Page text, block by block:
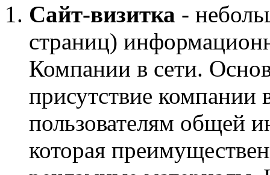
Сайт-визитка -
страниц)
Компании в сети.
присутствие компании
пользователям общей
которая